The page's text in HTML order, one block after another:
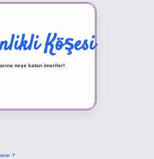
Köşesi
neşe katan öneriler!
?